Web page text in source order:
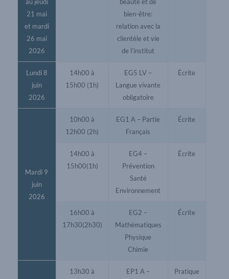
21 mai
et mardi
26 mai
2026
bien-être:
relation avec la
clientèle et vie
de l’institut
Lundi 8
juin
2026
14h00 à
15h00 (1h)
EG5 LV –
Langue vivante
obligatoire
Écrite
Mardi 9
juin
2026
10h00 à
12h00 (2h)
EG1 A – Partie
Français
Écrite
14h00 à
15h00(1h)
EG4 –
Prévention
Santé
Environnement
Écrite
16h00 à
17h30(2h30)
EG2 –
Mathématiques
Physique
Chimie
Écrite
13h30 à
EP1 A –
Pratique